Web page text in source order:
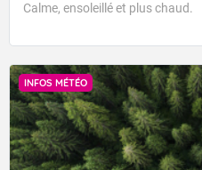
Calme, ensoleillé et plus chaud.
INFOS MÉTÉO